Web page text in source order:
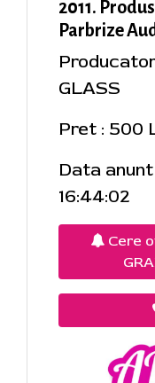
2011.
Parbrize
GLASS
Pret : 500
Data
16:44:02
Cere